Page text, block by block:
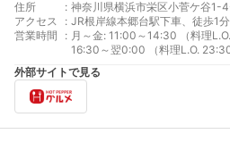
住所 : 神奈川県横浜市栄区小菅ケ谷1-
アクセス
: JR根岸線本郷台駅下車、徒歩1分
営業時間
: 月～金: 11:00～14:30 （料理
16:30～翌0:00 （料理L.O.
～翌0:00 （料理L.O. 23:30 ド
11:00～23:00 （料理L.O. 22:30
外部サイトで見る